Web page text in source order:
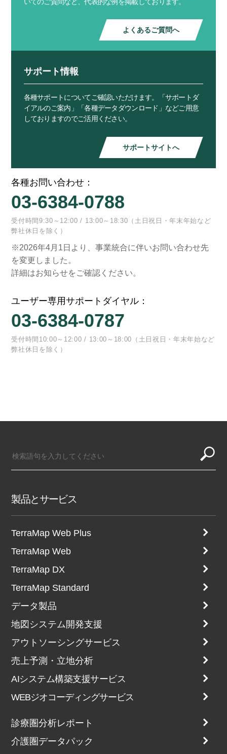
よくあるご質問へ
サポート情報
各種サポートについてご確認いただけます。「サポートダ
イアルのご案内」「各種データダウンロード」などご用意
しておりますのでご活用ください。
サポートサイトへ
各種お問い合わせ：
03-6384-0788
受付時間9:30～12:00 / 13:00～18:30（土日祝日・年末年始など
弊社休日を除く）
※2026年4月1日より、事業統合に伴いお問い合わせ先
を変更しました。
詳細はお知らせをご確認ください。
ユーザー専用サポートダイヤル：
03-6384-0787
受付時間10:00～12:00 / 13:00～18:00（土日祝日・年末年始など
弊社休日を除く）
製品とサービス
TerraMap Web Plus
TerraMap Web
TerraMap DX
TerraMap Standard
データ製品
地図システム開発支援
アウトソーシングサービス
売上予測・立地分析
AIシステム構築支援サービス
WEBジオコーディングサービス
診療圏分析レポート
介護圏データパック